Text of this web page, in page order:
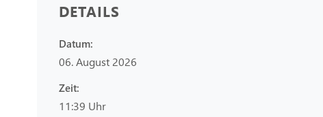
DETAILS
Datum:
06. August 2026
Zeit:
11:39 Uhr